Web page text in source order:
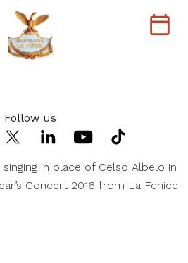
Follow us
in place of Celso Albelo in
Concert 2016 from La Fenice